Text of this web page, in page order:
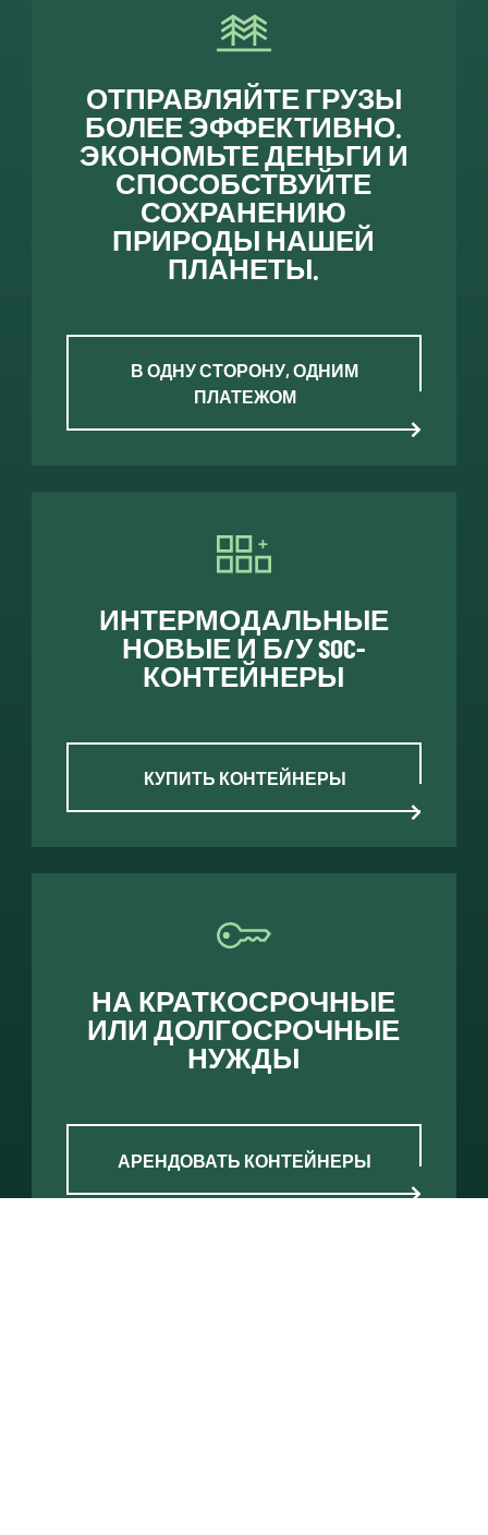
ОТПРАВЛЯЙТЕ ГРУЗЫ
БОЛЕЕ ЭФФЕКТИВНО.
ЭКОНОМЬТЕ ДЕНЬГИ И
СПОСОБСТВУЙТЕ
СОХРАНЕНИЮ
ПРИРОДЫ НАШЕЙ
ПЛАНЕТЫ.
В ОДНУ СТОРОНУ, ОДНИМ
ПЛАТЕЖОМ
ИНТЕРМОДАЛЬНЫЕ
НОВЫЕ И Б/У SOC-
КОНТЕЙНЕРЫ
КУПИТЬ КОНТЕЙНЕРЫ
НА КРАТКОСРОЧНЫЕ
ИЛИ ДОЛГОСРОЧНЫЕ
НУЖДЫ
АРЕНДОВАТЬ КОНТЕЙНЕРЫ